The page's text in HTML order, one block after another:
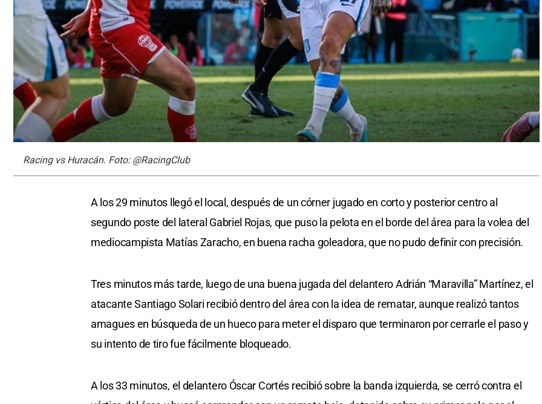
Racing vs Huracán. Foto: @RacingClub
A los 29 minutos llegó el local, después de un córner jugado en corto y posterior centro al
segundo poste del lateral Gabriel Rojas, que puso la pelota en el borde del área para la volea del
mediocampista Matías Zaracho, en buena racha goleadora, que no pudo definir con precisión.
Tres minutos más tarde, luego de una buena jugada del delantero Adrián “Maravilla” Martínez, el
atacante Santiago Solari recibió dentro del área con la idea de rematar, aunque realizó tantos
amagues en búsqueda de un hueco para meter el disparo que terminaron por cerrarle el paso y
su intento de tiro fue fácilmente bloqueado.
A los 33 minutos, el delantero Óscar Cortés recibió sobre la banda izquierda, se cerró contra el